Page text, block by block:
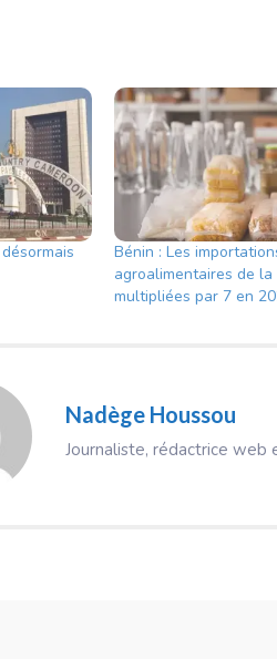
Bénin : Les
agroalimentaires de la
multipliées par 7 en
Nadège Houssou
Journaliste, rédactrice web